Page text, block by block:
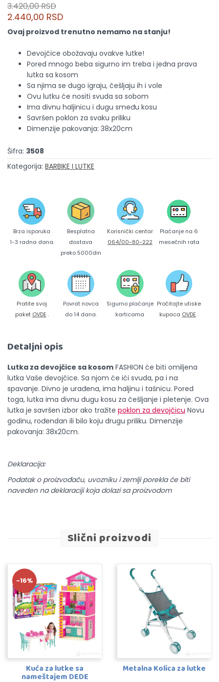
3.420,00 RSD
2.440,00 RSD
Ovaj proizvod trenutno nemamo na stanju!
Devojčice obožavaju ovakve lutke!
Pored mnogo beba sigurno im treba i jedna prava
lutka sa kosom
Sa njima se dugo igraju, češljaju ih i vole
Ovu lutku će nositi svuda sa sobom
Ima divnu haljinicu i dugu smeđu kosu
Savršen poklon za svaku priliku
Dimenzije pakovanja: 38x20cm
Šifra: 3508
Kategorija: BARBIKE I LUTKE
Brza isporuka
1-3 radna dana.
Besplatna
dostava
preko 5000din
Korisnički centar
064/00-80-222
Plaćanje na 6
mesečnih rata
Pratite svoj
paket OVDE .
Povrat novca
do 14 dana.
Sigurno plaćanje
karticama
Pročitajte utiske
kupaca OVDE .
Detaljni opis
Lutka za devojčice sa kosom FASHION će biti omiljena
lutka Vaše devojčice. Sa njom će ići svuda, pa i na
spavanje. Divno je urađena, ima haljinu i tašnicu. Pored
toga, lutka ima divnu dugu kosu za češljanje i pletenje. Ova
lutka je savršen izbor ako tražite poklon za devojčicu Novu
godinu, rođendan ili bilo koju drugu priliku. Dimenzije
pakovanja: 38x20cm.
Deklaracija:
Podatak o proizvođaču, uvozniku i zemlji porekla će biti
naveden na deklaraciji koja dolazi sa proizvodom
Slični proizvodi
-16%
Kuća za lutke sa
nameštajem DEDE
Metalna Kolica za lutke